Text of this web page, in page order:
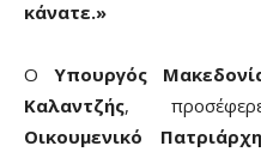
κάνατε.»
ΟΥπουργός
Καλαντζής,
Οικουμενικό